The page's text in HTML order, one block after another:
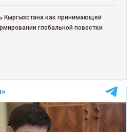
как принимающей
глобальной повестки